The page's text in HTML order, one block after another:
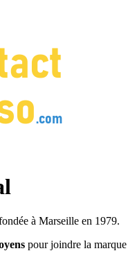
à Marseille en 1979.
pour joindre la marque